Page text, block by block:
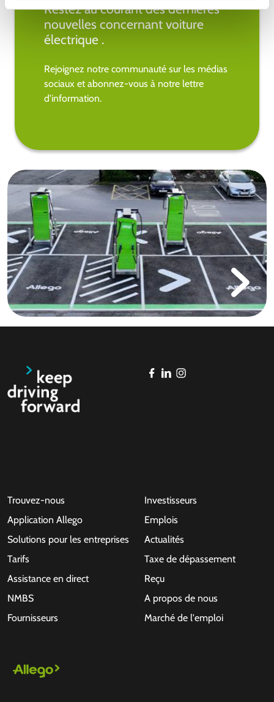
Restez au courant des dernières
nouvelles concernant voiture
électrique .
Rejoignez notre communauté sur les médias
sociaux et abonnez-vous à notre lettre
d'information.
Trouvez-nous
Application Allego
Solutions pour les entreprises
Tarifs
Assistance en direct
NMBS
Fournisseurs
Investisseurs
Emplois
Actualités
Taxe de dépassement
Reçu
A propos de nous
Marché de l'emploi